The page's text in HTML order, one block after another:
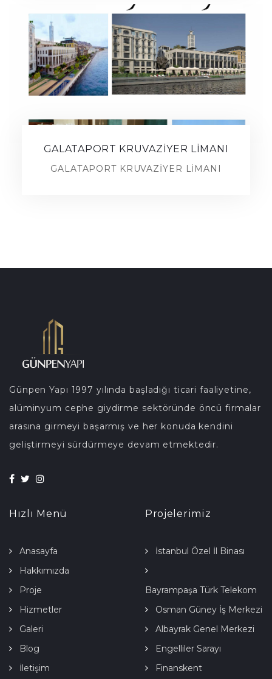
GALATAPORT KRUVAZİYER LİMANI
GALATAPORT KRUVAZİYER LİMANI
Günpen Yapı 1997 yılında başladığı ticari faaliyetine,
alüminyum cephe giydirme sektöründe öncü firmalar
arasına girmeyi başarmış ve her konuda kendini
geliştirmeyi sürdürmeye devam etmektedir.
Hızlı Menü
Anasayfa
Hakkımızda
Proje
Hizmetler
Galeri
Blog
İletişim
Projelerimiz
İstanbul Özel İl Binası
Bayrampaşa Türk Telekom
Osman Güney İş Merkezi
Albayrak Genel Merkezi
Engelliler Sarayı
Finanskent